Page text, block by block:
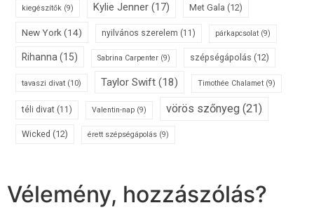
kiegészítők (9) Kylie Jenner (17) Met Gala (12)
New York (14) nyilvános szerelem (11) párkapcsolat (9)
Rihanna (15) Sabrina Carpenter (9) szépségápolás (12)
tavaszi divat (10) Taylor Swift (18) Timothée Chalamet (9)
téli divat (11) Valentin-nap (9) vörös szőnyeg (21)
Wicked (12) érett szépségápolás (9)
Vélemény, hozzászólás?